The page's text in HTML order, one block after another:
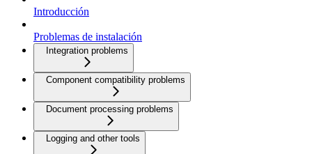
Introducción
Problemas de instalación
Integration problems
Component compatibility problems
Document processing problems
Logging and other tools